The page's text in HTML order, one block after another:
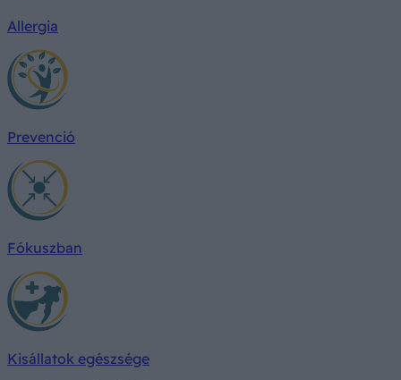
Allergia
Prevenció
Fókuszban
Kisállatok egészsége